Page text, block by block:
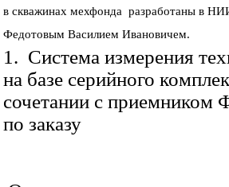
в скважинах мехфонда разработаны в
Федотовым Василием Ивановичем.
1. Система измерения
на базе серийного
сочетании с
по заказу